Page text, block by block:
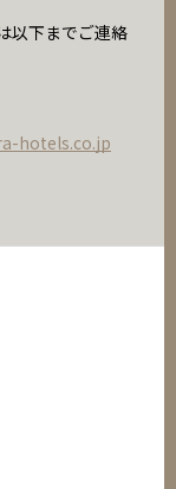
以下までご連絡
hotels.co.jp